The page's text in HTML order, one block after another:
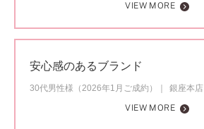
VIEW MORE
安心感のあるブランド
30代男性様（2026年1月ご成約）
銀座本店
VIEW MORE